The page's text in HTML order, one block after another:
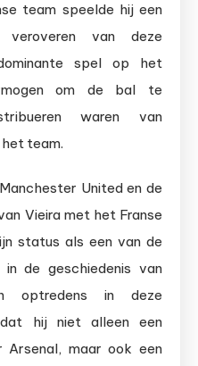
team speelde hij een
van deze
spel op het
om de bal te
waren van
team.
United en de
Vieira met het Franse
status als een van de
de geschiedenis van
optredens in deze
hij niet alleen een
maar ook een